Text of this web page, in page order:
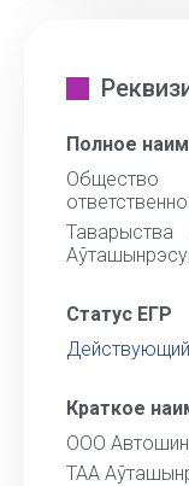
Полное
Статус ЕГР
Действующий
Краткое
ООО
ТАА